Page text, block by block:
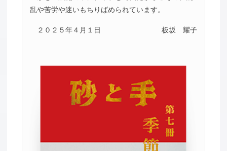
乱や苦労や迷いもちりばめられています。
２０２５年４月１日 板坂 耀子